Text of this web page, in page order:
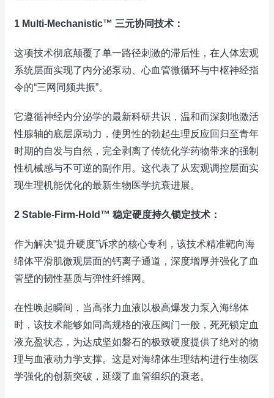
1 Multi-Mechanistic™ 三元协同技术：
这项技术彻底颠覆了单一路径刺激的滞后性，在人体宏观
系统层面实现了内分泌泵动、心血管微循环与中枢神经指
令的“三网同频共振”。
它遵循神经内分泌学的最新科研共识，温和而深刻地激活
性腺轴的底层原动力，使男性的勃起生理反应回归至青年
时期的自发与自然，完全剥离了传统化学药物带来的强制
性机械感与不可逆的副作用。这代表了从宏观调控层面实
现生理机能优化的最新生物医学抗衰进展。
2 Stable-Firm-Hold™ 稳定硬度持久锁定技术：
作为解决“提升硬度”诉求的核心专利，该技术精准靶向海
绵体平滑肌微观层面的钙离子通道，深度增厚并强化了血
管壁的韧性基质与弹性纤维网。
在性唤起瞬间，当高张力血液以极高爆发力泵入海绵体
时，该技术能够如同高规格的液压阀门一般，死死锁定血
液充盈状态，为达成坚如磐石的极致硬度提供了绝对的物
理与血液动力学支撑。这是对海绵体生理结构进行生物医
学强化的创新突破，延缓了血管组织的衰老。